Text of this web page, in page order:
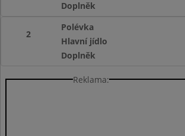
Doplněk
2
Polévka
Hlavní jídlo
Doplněk
Reklama: